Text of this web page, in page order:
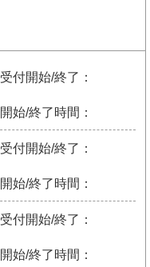
受付開始/終了：
開始/終了時間：
受付開始/終了：
開始/終了時間：
受付開始/終了：
開始/終了時間：